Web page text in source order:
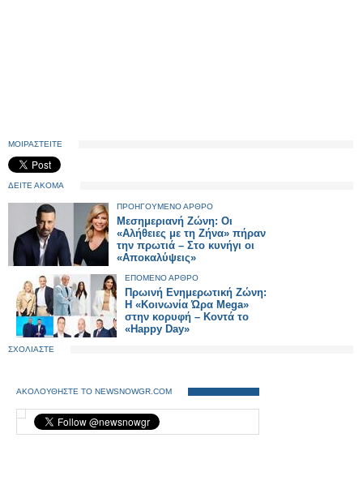
ΜΟΙΡΑΣΤΕΙΤΕ
ΔΕΙΤΕ ΑΚΟΜΑ
ΠΡΟΗΓΟΥΜΕΝΟ ΑΡΘΡΟ
Μεσημεριανή Ζώνη: Οι
«Αλήθειες με τη Ζήνα» πήραν
την πρωτιά – Στο κυνήγι οι
«Αποκαλύψεις»
ΕΠΟΜΕΝΟ ΑΡΘΡΟ
Πρωινή Ενημερωτική Ζώνη:
Η «Κοινωνία Ώρα Mega»
στην κορυφή – Κοντά το
«Happy Day»
ΣΧΟΛΙΑΣΤΕ
ΑΚΟΛΟΥΘΗΣΤΕ ΤΟ NEWSNOWGR.COM